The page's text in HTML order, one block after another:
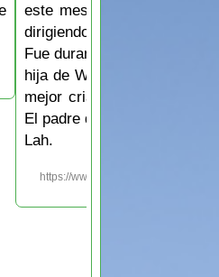
este mes que el Profeta
dirigiendo a todos los
Fue durante este mes
hija de Wahab quedó
mejor criatura, del Profeta
El padre del Profeta se
Lah.
https://www.islam.ms/es/?p=99